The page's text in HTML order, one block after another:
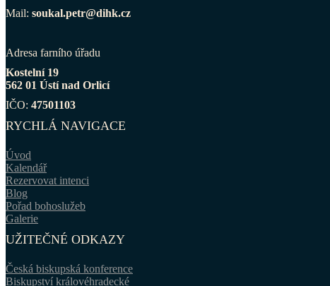
Mail: soukal.petr@dihk.cz
Adresa farního úřadu
Kostelní 19
562 01 Ústí nad Orlicí
IČO: 47501103
RYCHLÁ NAVIGACE
Úvod
Kalendář
Rezervovat intenci
Blog
Pořad bohoslužeb
Galerie
UŽITEČNÉ ODKAZY
Česká biskupská konference
Biskupství královéhradecké